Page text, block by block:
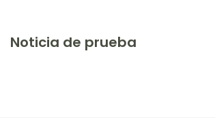
Noticia de prueba